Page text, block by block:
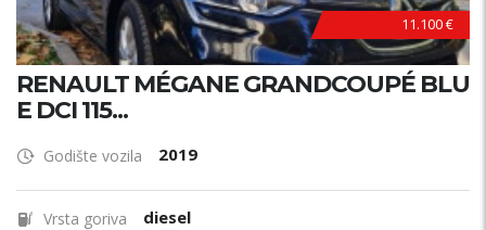
11.100 €
RENAULT MÉGANE GRANDCOUPÉ BLU
E DCI 115...
Godište vozila 2019
Vrsta goriva diesel